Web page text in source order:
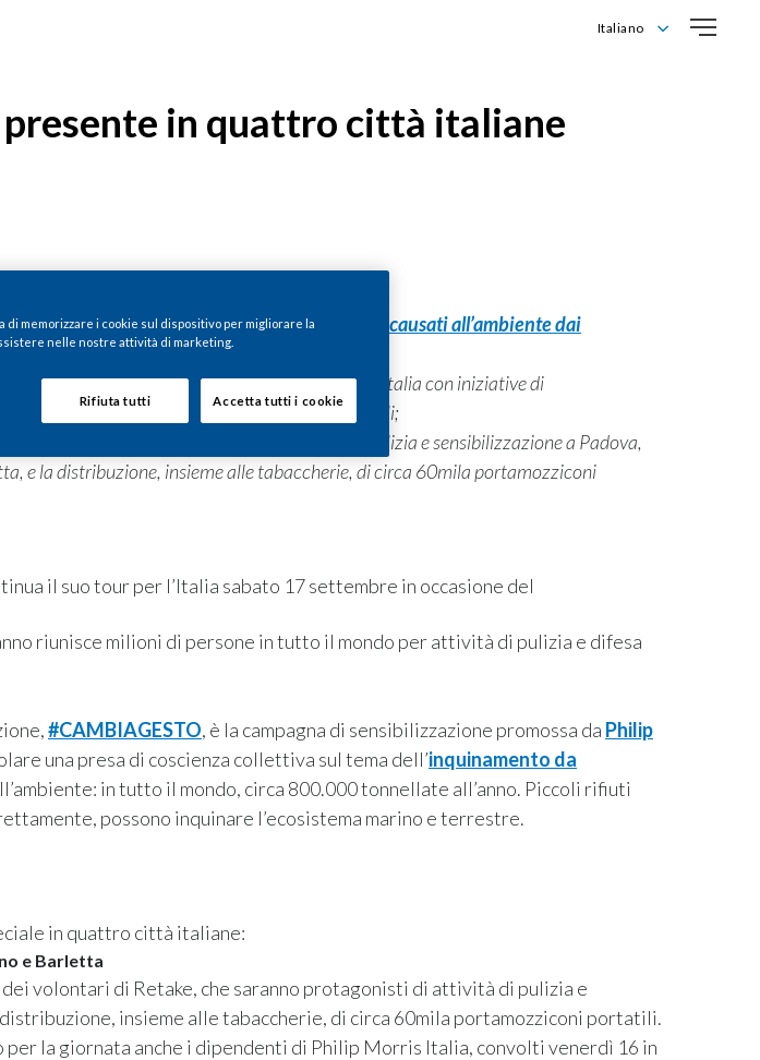
Italiano
in quattro città italiane
è sensibilizzare i fumatori adulti sui
anni causati all’ambiente dai
la campagna ha toccato diverse città in tutta Italia con iniziative di
distribuzione di oltre 300.000 posaceneri tascabili;
Cleanup Day, il 17 settembre, previste azioni di pulizia e sensibilizzazione a Padova,
e la distribuzione, insieme alle tabaccherie, di circa 60mila portamozziconi
il suo tour per l’Italia sabato 17 settembre in occasione del
riunisce milioni di persone in tutto il mondo per attività di pulizia e difesa
#CAMBIAGESTO, è la campagna di sensibilizzazione promossa da Philip
una presa di coscienza collettiva sul tema dell’inquinamento da
in tutto il mondo, circa 800.000 tonnellate all’anno. Piccoli rifiuti
possono inquinare l’ecosistema marino e terrestre.
in quattro città italiane:
e Barletta
dei volontari di Retake, che saranno protagonisti di attività di pulizia e
insieme alle tabaccherie, di circa 60mila portamozziconi portatili.
per la giornata anche i dipendenti di Philip Morris Italia, convolti venerdì 16 in
memorizzare i cookie sul dispositivo per migliorare la
nelle nostre attività di marketing.
Rifiuta tutti Accetta tutti i cookie